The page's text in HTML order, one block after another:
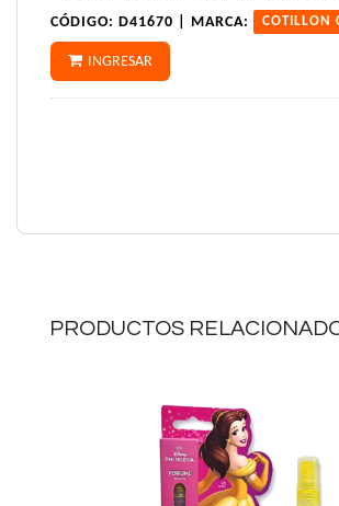
CÓDIGO: D41670 | MARCA: COTILLON
INGRESAR
PRODUCTOS